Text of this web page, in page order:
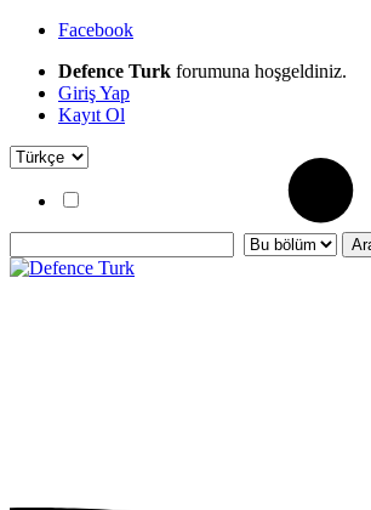
Facebook
Defence Turk forumuna hoşgeldiniz.
Giriş Yap
Kayıt Ol